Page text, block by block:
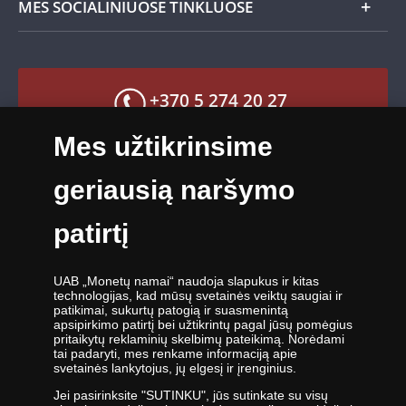
Greitas pristatymas
Slapukų nustatymai
MES SOCIALINIUOSE TINKLUOSE
Facebook paskyra
YouTube paskyra
TikTok paskyra
+370 5 274 20 27
info@monetunamai.lt
Darbo dienomis nuo 9:00 iki 17:00 val.
UAB „Monetų namai“ - žymiausių pasaulio monetų kalyklų atstovė ir
oficiali kolekcinių monetų ir medalių platintoja Lietuvoje. Nuo 2009
metų veikianti UAB „Monetų namai“ priklauso „Samlerhuset Group“
įmonių grupei.
Mes užtikrinsime
geriausią naršymo
patirtį
UAB „Monetų namai“ naudoja slapukus ir kitas
technologijas, kad mūsų svetainės veiktų saugiai ir
patikimai, sukurtų patogią ir suasmenintą
apsipirkimo patirtį bei užtikrintų pagal jūsų pomėgius
pritaikytų reklaminių skelbimų pateikimą. Norėdami
tai padaryti, mes renkame informaciją apie
svetainės lankytojus, jų elgesį ir įrenginius.
Jei pasirinksite "SUTINKU", jūs sutinkate su visų